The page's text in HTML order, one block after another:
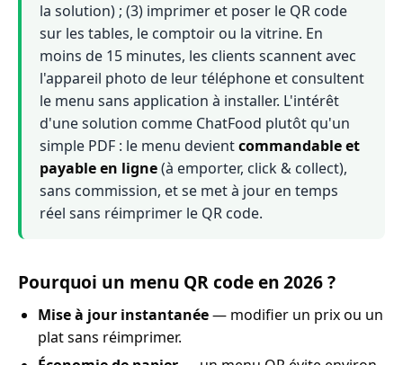
la solution) ; (3) imprimer et poser le QR code
sur les tables, le comptoir ou la vitrine. En
moins de 15 minutes, les clients scannent avec
l'appareil photo de leur téléphone et consultent
le menu sans application à installer. L'intérêt
d'une solution comme ChatFood plutôt qu'un
simple PDF : le menu devientcommandable et
payable en ligne(à emporter, click & collect),
sans commission, et se met à jour en temps
réel sans réimprimer le QR code.
Pourquoi un menu QR code en 2026 ?
Mise à jour instantanée— modifier un prix ou un
plat sans réimprimer.